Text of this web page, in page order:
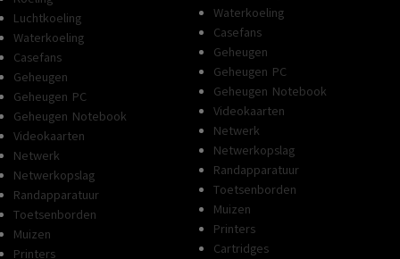
Luchtkoeling
Waterkoeling
Casefans
Geheugen
Geheugen PC
Geheugen Notebook
Videokaarten
Netwerk
Netwerkopslag
Randapparatuur
Toetsenborden
Muizen
Printers
Waterkoeling
Casefans
Geheugen
Geheugen PC
Geheugen Notebook
Videokaarten
Netwerk
Netwerkopslag
Randapparatuur
Toetsenborden
Muizen
Printers
Cartridges